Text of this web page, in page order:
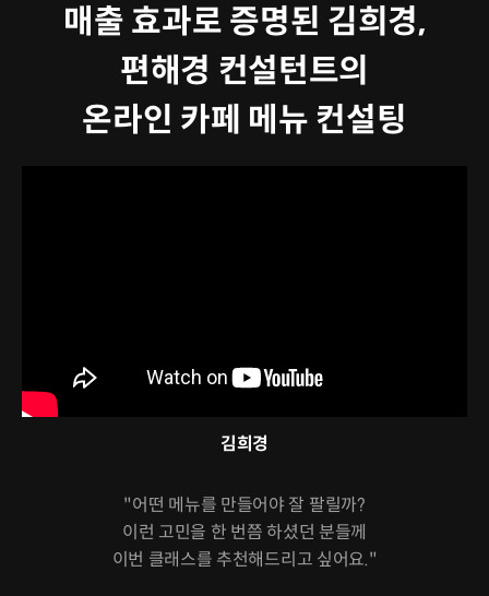
매출 효과로 증명된 김희경,
편해경 컨설턴트의
온라인 카페 메뉴 컨설팅
김희경
"어떤 메뉴를 만들어야 잘 팔릴까?
이런 고민을 한 번쯤 하셨던 분들께
이번 클래스를 추천해드리고 싶어요."